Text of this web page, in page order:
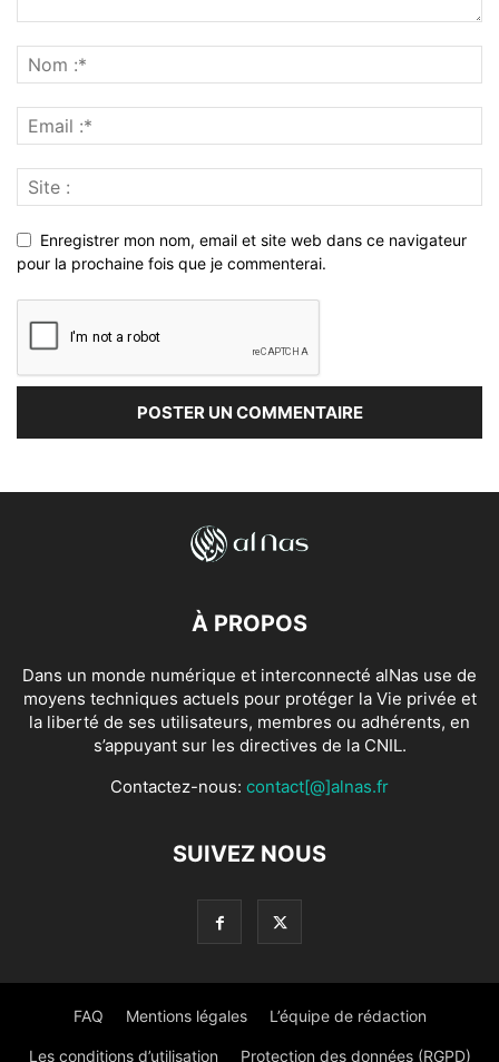
Enregistrer mon nom, email et site web dans ce navigateur
pour la prochaine fois que je commenterai.
À PROPOS
Dans un monde numérique et interconnecté alNas use de
moyens techniques actuels pour protéger la Vie privée et
la liberté de ses utilisateurs, membres ou adhérents, en
s’appuyant sur les directives de la CNIL.
Contactez-nous: contact[@]alnas.fr
SUIVEZ NOUS
FAQ Mentions légales L’équipe de rédaction
Les conditions d’utilisation Protection des données (RGPD)